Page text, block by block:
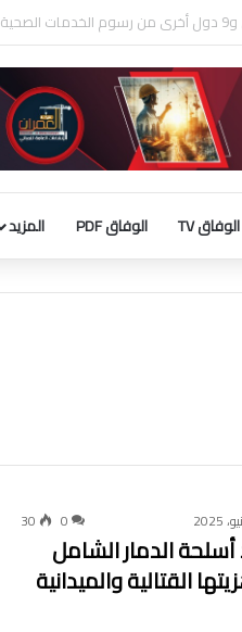
للأطفال ضمن مهرجان «صيفي ثقافي 18»
الوفاق TV الوفاق PDF المزيد
0
30
الدمار الشامل
القتالية والميدانية